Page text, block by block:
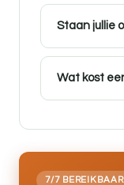
Staan jullie
Wat kost
7/7 BEREIKBAAR